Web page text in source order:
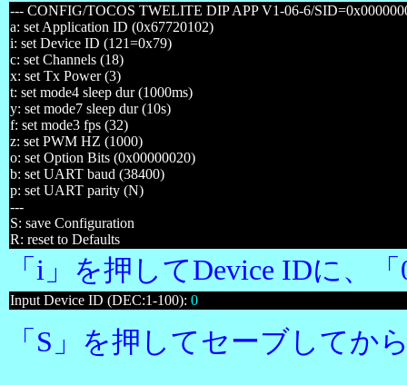
--- CONFIG/TOCOS TWELITE DIP APP V1-06-6/
a: set Application ID (0x67720102)
i: set Device ID (121=0x79)
c: set Channels (18)
x: set Tx Power (3)
t: set mode4 sleep dur (1000ms)
y: set mode7 sleep dur (10s)
f: set mode3 fps (32)
z: set PWM HZ (1000)
o: set Option Bits (0x00000020)
b: set UART baud (38400)
p: set UART parity (N)
---
S: save Configuration
R: reset to Defaults
「i」を押してDevice IDに、
Input Device ID (DEC:1-100): 0
「S」を押してセーブしてか